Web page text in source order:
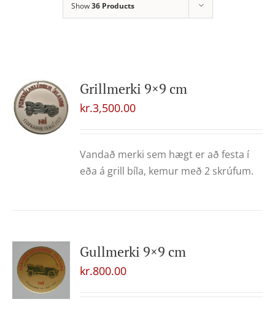
Show36 Products
Grillmerki 9×9 cm
kr.3,500.00
Vandað merki sem hægt er að festa í
eða á grill bíla, kemur með 2 skrúfum.
Gullmerki 9×9 cm
kr.800.00